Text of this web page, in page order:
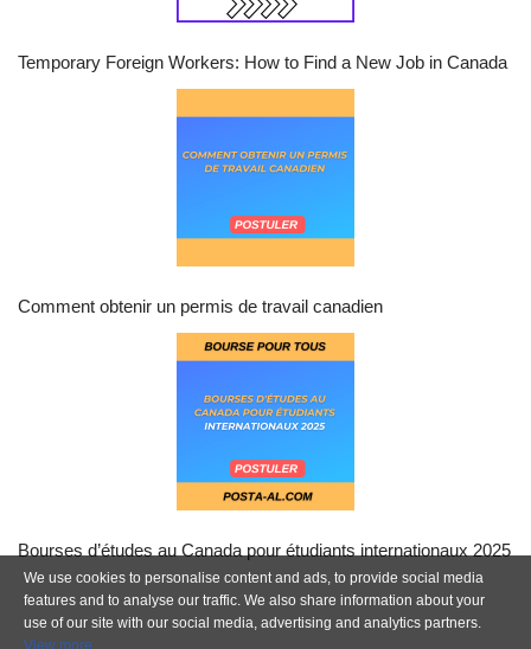
Temporary Foreign Workers: How to Find a New Job in Canada
Comment obtenir un permis de travail canadien
Bourses d’études au Canada pour étudiants internationaux 2025
We use cookies to personalise content and ads, to provide social media
features and to analyse our traffic. We also share information about your
use of our site with our social media, advertising and analytics partners.
View more